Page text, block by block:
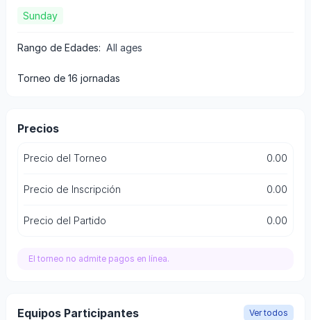
Sunday
Rango de Edades: All ages
torneo de 16 jornadas
Precios
Precio del Torneo 0.00
Precio de Inscripción 0.00
Precio del Partido 0.00
El torneo no admite pagos en línea.
Equipos Participantes Ver todos